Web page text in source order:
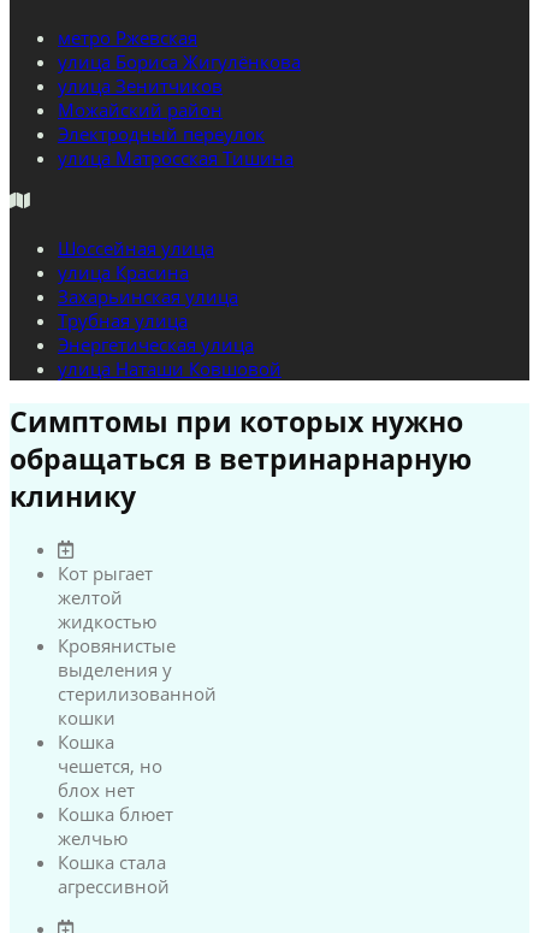
метро Ржевская
улица Бориса Жигулёнкова
улица Зенитчиков
Можайский район
Электродный переулок
улица Матросская Тишина
Шоссейная улица
улица Красина
Захарьинская улица
Трубная улица
Энергетическая улица
улица Наташи Ковшовой
Симптомы при которых нужно
обращаться в ветринарнарную
клинику
Кот рыгает
желтой
жидкостью
Кровянистые
выделения у
стерилизованной
кошки
Кошка
чешется, но
блох нет
Кошка блюет
желчью
Кошка стала
агрессивной